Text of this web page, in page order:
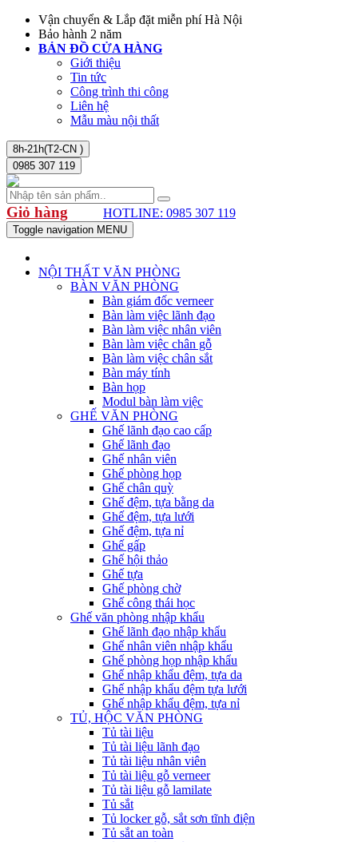
Vận chuyển & Lắp đặt miễn phí Hà Nội
Bảo hành 2 năm
BẢN ĐỒ CỬA HÀNG
Giới thiệu
Tin tức
Công trình thi công
Liên hệ
Mẫu màu nội thất
8h-21h(T2-CN )
0985 307 119
Giỏ hàng HOTLINE: 0985 307 119
Toggle navigation MENU
NỘI THẤT VĂN PHÒNG
BÀN VĂN PHÒNG
Bàn giám đốc verneer
Bàn làm việc lãnh đạo
Bàn làm việc nhân viên
Bàn làm việc chân gỗ
Bàn làm việc chân sắt
Bàn máy tính
Bàn họp
Modul bàn làm việc
GHẾ VĂN PHÒNG
Ghế lãnh đạo cao cấp
Ghế lãnh đạo
Ghế nhân viên
Ghế phòng họp
Ghế chân quỳ
Ghế đệm, tựa bằng da
Ghế đệm, tựa lưới
Ghế đệm, tựa nỉ
Ghế gấp
Ghế hội thảo
Ghế tựa
Ghế phòng chờ
Ghế công thái học
Ghế văn phòng nhập khẩu
Ghế lãnh đạo nhập khẩu
Ghế nhân viên nhập khẩu
Ghế phòng họp nhập khẩu
Ghế nhập khẩu đệm, tựa da
Ghế nhập khẩu đệm tựa lưới
Ghế nhập khẩu đệm, tựa nỉ
TỦ, HỘC VĂN PHÒNG
Tủ tài liệu
Tủ tài liệu lãnh đạo
Tủ tài liệu nhân viên
Tủ tài liệu gỗ verneer
Tủ tài liệu gỗ lamilate
Tủ sắt
Tủ locker gỗ, sắt sơn tĩnh điện
Tủ sắt an toàn